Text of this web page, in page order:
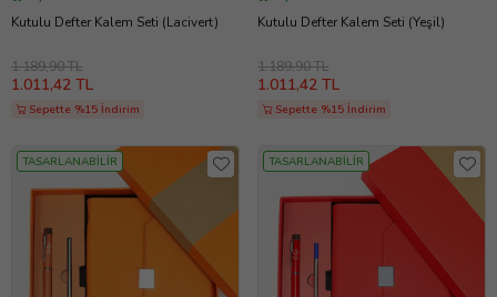
Kutulu Defter Kalem Seti (Lacivert)
1.189,90 TL
1.011,42 TL
Sepette %15 İndirim
Kutulu Defter Kalem Seti (Yeşil)
1.189,90 TL
1.011,42 TL
Sepette %15 İndirim
TASARLANABİLİR TASARLANABİLİR